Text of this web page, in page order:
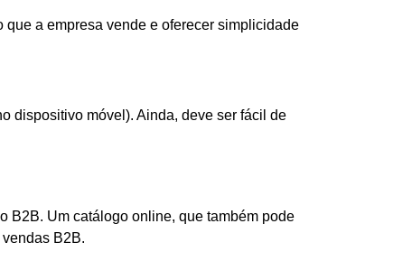
a empresa vende e oferecer simplicidade
dispositivo móvel). Ainda, deve ser fácil de
B2B. Um catálogo online, que também pode
B2B.